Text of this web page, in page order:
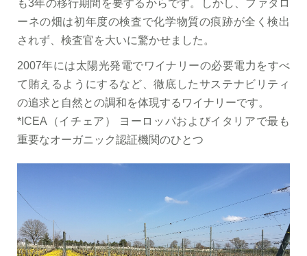
も3年の移行期間を要するからです。しかし、ファタロ
ーネの畑は初年度の検査で化学物質の痕跡が全く検出
されず、検査官を大いに驚かせました。
2007年には太陽光発電でワイナリーの必要電力をすべ
て賄えるようにするなど、徹底したサステナビリティ
の追求と自然との調和を体現するワイナリーです。
*ICEA（イチェア） ヨーロッパおよびイタリアで最も
重要なオーガニック認証機関のひとつ